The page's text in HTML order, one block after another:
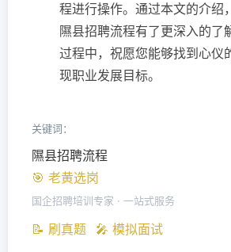
程进行操作。通过本文的介绍
隰县招聘流程有了更深入的了
过程中，祝愿您能够找到心仪
现职业发展目标。
关键词：
隰县招聘流程
🎯 老黄选岗
国企招聘培训专家 · 一站式服务
📝 刷真题 🎤 模拟面试